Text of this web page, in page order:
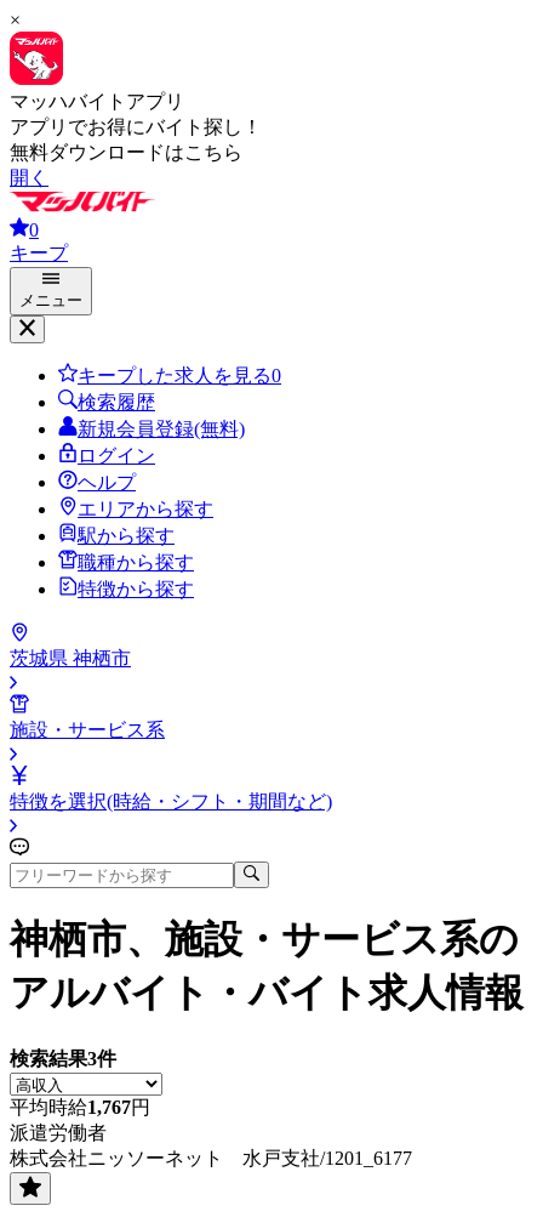
×
マッハバイトアプリ
アプリでお得にバイト探し！
無料ダウンロードはこちら
開く
0
キープ
メニュー
キープした求人を見る0
検索履歴
新規会員登録(無料)
ログイン
ヘルプ
エリアから探す
駅から探す
職種から探す
特徴から探す
茨城県 神栖市
施設・サービス系
特徴を選択(時給・シフト・期間など)
神栖市、施設・サービス系の
アルバイト・バイト求人情報
検索結果3件
平均時給1,767円
派遣労働者
株式会社ニッソーネット 水戸支社/1201_6177